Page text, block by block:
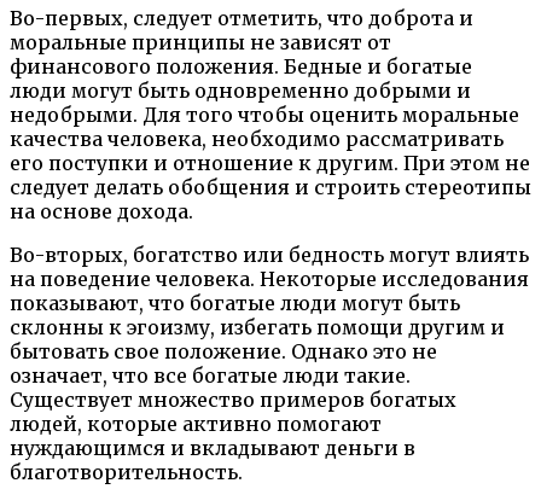
Во-первых, следует отметить, что доброта и
моральные принципы не зависят от
финансового положения. Бедные и богатые
люди могут быть одновременно добрыми и
недобрыми. Для того чтобы оценить моральные
качества человека, необходимо рассматривать
его поступки и отношение к другим. При этом не
следует делать обобщения и строить стереотипы
на основе дохода.
Во-вторых, богатство или бедность могут влиять
на поведение человека. Некоторые исследования
показывают, что богатые люди могут быть
склонны к эгоизму, избегать помощи другим и
бытовать свое положение. Однако это не
означает, что все богатые люди такие.
Существует множество примеров богатых
людей, которые активно помогают
нуждающимся и вкладывают деньги в
благотворительность.